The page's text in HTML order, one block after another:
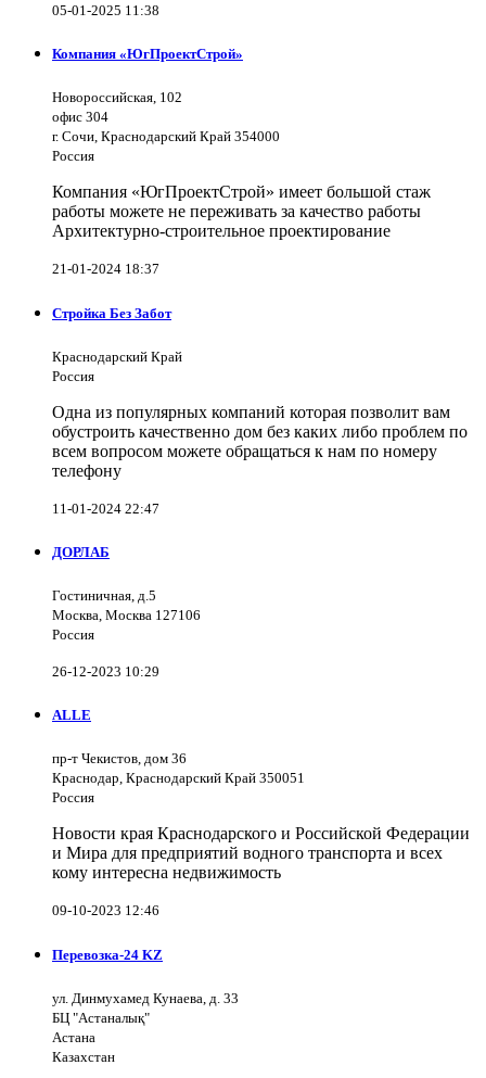
05-01-2025 11:38
Компания «ЮгПроектСтрой»
Новороссийская, 102
офис 304
г. Сочи, Краснодарский Край 354000
Россия
Компания «ЮгПроектСтрой» имеет большой стаж
работы можете не переживать за качество работы
Архитектурно-строительное проектирование
21-01-2024 18:37
Стройка Без Забот
Краснодарский Край
Россия
Одна из популярных компаний которая позволит вам
обустроить качественно дом без каких либо проблем по
всем вопросом можете обращаться к нам по номеру
телефону
11-01-2024 22:47
ДОРЛАБ
Гостиничная, д.5
Москва, Москва 127106
Россия
26-12-2023 10:29
ALLE
пр-т Чекистов, дом 36
Краснодар, Краснодарский Край 350051
Россия
Новости края Краснодарского и Российской Федерации
и Мира для предприятий водного транспорта и всех
кому интересна недвижимость
09-10-2023 12:46
Перевозка-24 KZ
ул. Динмухамед Кунаева, д. 33
БЦ "Астаналық"
Астана
Казахстан